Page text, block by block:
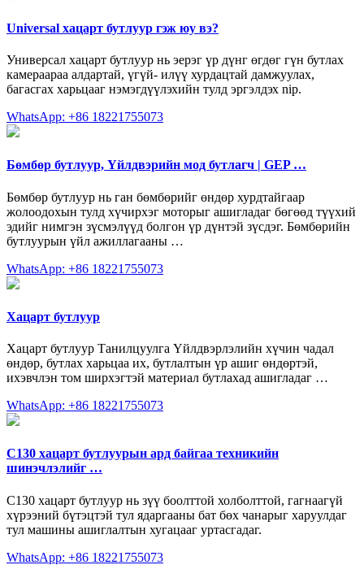
Universal хацарт бутлуур гэж юу вэ?
Универсал хацарт бутлуур нь эерэг үр дүнг өгдөг гүн бутлах
камераараа алдартай, үгүй- илүү хурдацтай дамжуулах,
багасгах харьцааг нэмэгдүүлэхийн тулд эргэлдэх nip.
WhatsApp: +86 18221755073
Бөмбөр бутлуур, Үйлдвэрийн мод бутлагч | GEP …
Бөмбөр бутлуур нь ган бөмбөрийг өндөр хурдтайгаар
жолоодохын тулд хүчирхэг моторыг ашигладаг бөгөөд түүхий
эдийг нимгэн зүсмэлүүд болгон үр дүнтэй зүсдэг. Бөмбөрийн
бутлуурын үйл ажиллагааны …
WhatsApp: +86 18221755073
Хацарт бутлуур
Хацарт бутлуур Танилцуулга Үйлдвэрлэлийн хүчин чадал
өндөр, бутлах харьцаа их, бутлалтын үр ашиг өндөртэй,
ихэвчлэн том ширхэгтэй материал бутлахад ашигладаг …
WhatsApp: +86 18221755073
C130 хацарт бутлуурын ард байгаа техникийн
шинэчлэлийг …
C130 хацарт бутлуур нь зүү боолттой холболттой, гагнаагүй
хүрээний бүтэцтэй тул ядаргааны бат бөх чанарыг харуулдаг
тул машины ашиглалтын хугацааг уртасгадаг.
WhatsApp: +86 18221755073